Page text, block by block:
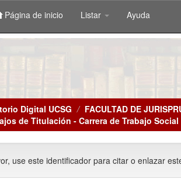
Página de inicio Listar Ayuda
Digital UCSG FACULTAD DE
de Titulación - Carrera de Trabajo Social
use este identificador para citar o enlazar